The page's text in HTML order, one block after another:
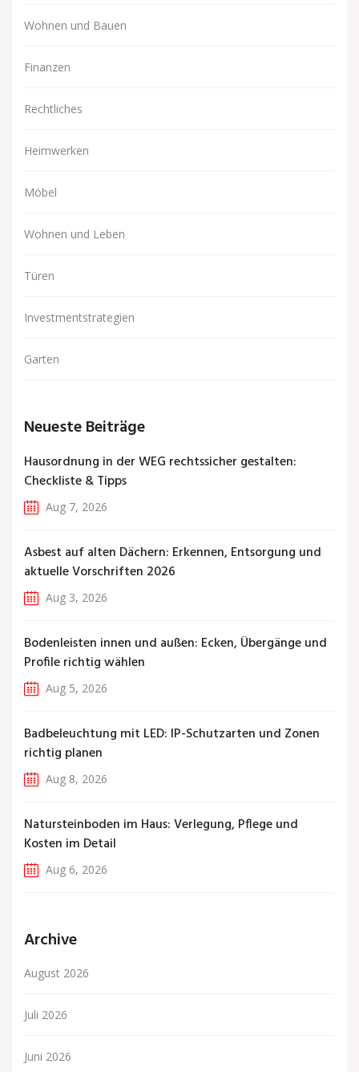
Wohnen und Bauen
Finanzen
Rechtliches
Heimwerken
Möbel
Wohnen und Leben
Türen
Investmentstrategien
Garten
Neueste Beiträge
Hausordnung in der WEG rechtssicher gestalten:
Checkliste & Tipps
Aug 7, 2026
Asbest auf alten Dächern: Erkennen, Entsorgung und
aktuelle Vorschriften 2026
Aug 3, 2026
Bodenleisten innen und außen: Ecken, Übergänge und
Profile richtig wählen
Aug 5, 2026
Badbeleuchtung mit LED: IP-Schutzarten und Zonen
richtig planen
Aug 8, 2026
Natursteinboden im Haus: Verlegung, Pflege und
Kosten im Detail
Aug 6, 2026
Archive
August 2026
Juli 2026
Juni 2026